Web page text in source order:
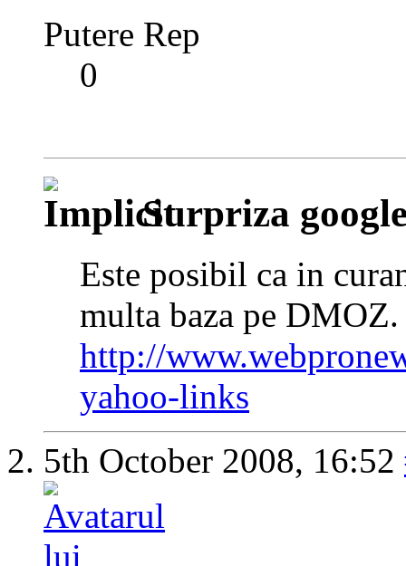
Putere Rep
0
Surpriza
Este posibil ca in
multa baza pe
http://
yahoo-links
5th October 2008, 16:52